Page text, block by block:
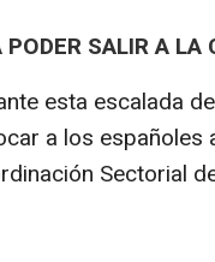
SALIR A LA
esta escalada
a los españoles
Sectorial